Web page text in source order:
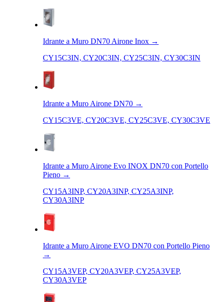
Idrante a Muro DN70 Airone Inox →
CY15C3IN, CY20C3IN, CY25C3IN, CY30C3IN
Idrante a Muro Airone DN70 →
CY15C3VE, CY20C3VE, CY25C3VE, CY30C3VE
Idrante a Muro Airone Evo INOX DN70 con Portello
Pieno →
CY15A3INP, CY20A3INP, CY25A3INP,
CY30A3INP
Idrante a Muro Airone EVO DN70 con Portello Pieno
→
CY15A3VEP, CY20A3VEP, CY25A3VEP,
CY30A3VEP